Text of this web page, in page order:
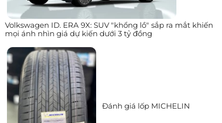
Volkswagen ID. ERA 9X: SUV "khổng lồ" sắp ra mắt khiến
mọi ánh nhìn giá dự kiến dưới 3 tỷ đồng
Đánh giá lốp MICHELIN